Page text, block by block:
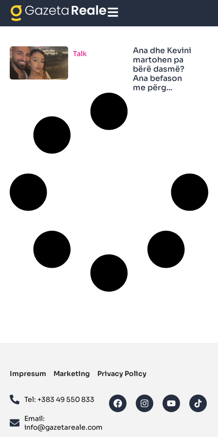
Martohen
Talk
Ana dhe Kevini
martohen pa
bërë dasmë?
Ana befason
me përg...
Impresum Marketing Privacy Policy
Tel: ‪+383 49 550 833‬
Email:
info@gazetareale.com